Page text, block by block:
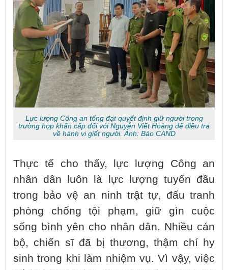
Lực lượng Công an tống đạt quyết định giữ người trong
trường hợp khẩn cấp đối với Nguyễn Viết Hoàng để điều tra
về hành vi giết người. Ảnh: Báo CAND
Thực tế cho thấy, lực lượng Công an
nhân dân luôn là lực lượng tuyến đầu
trong bảo vệ an ninh trật tự, đấu tranh
phòng chống tội phạm, giữ gìn cuộc
sống bình yên cho nhân dân. Nhiều cán
bộ, chiến sĩ đã bị thương, thậm chí hy
sinh trong khi làm nhiệm vụ. Vì vậy, việc